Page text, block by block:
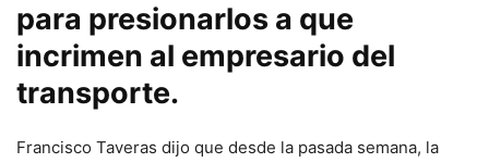
para presionarlos a que
incrimen al empresario del
transporte.
Francisco Taveras dijo que desde la pasada semana, la